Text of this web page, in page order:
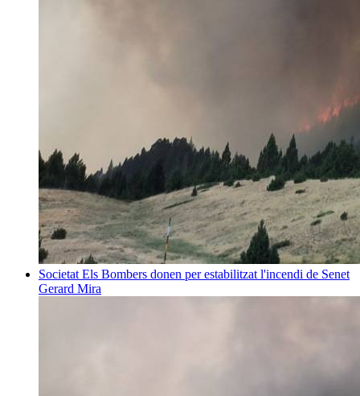
Societat Els Bombers donen per estabilitzat l'incendi de Senet
Gerard Mira